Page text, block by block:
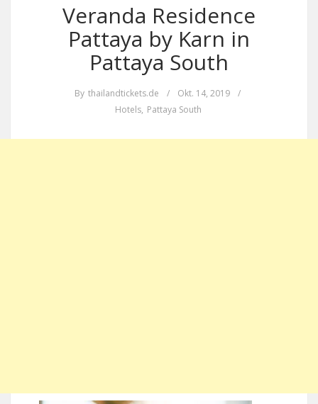
Veranda Residence
Pattaya by Karn in
Pattaya South
By thailandtickets.de / Okt. 14, 2019
/
Hotels, Pattaya South